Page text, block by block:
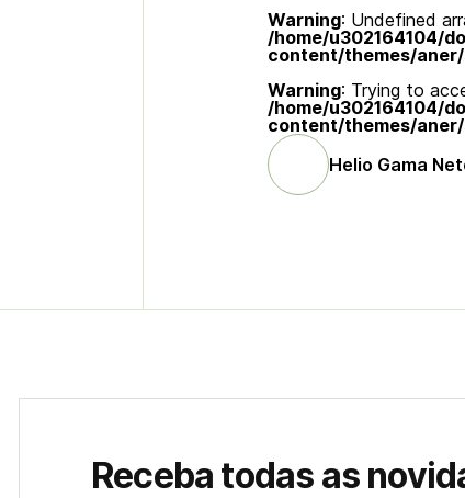
Warning: Undefined
/home/u302164104/
content/themes/
Warning: Trying to
/home/u302164104/
content/themes/
Helio Gama
Receba todas as